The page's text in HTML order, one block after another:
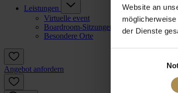
Website an
der Dienste
Leistungen
Virtuelle event
Boardroom-Sitzungen
Besondere Orte
Angebot anfordern